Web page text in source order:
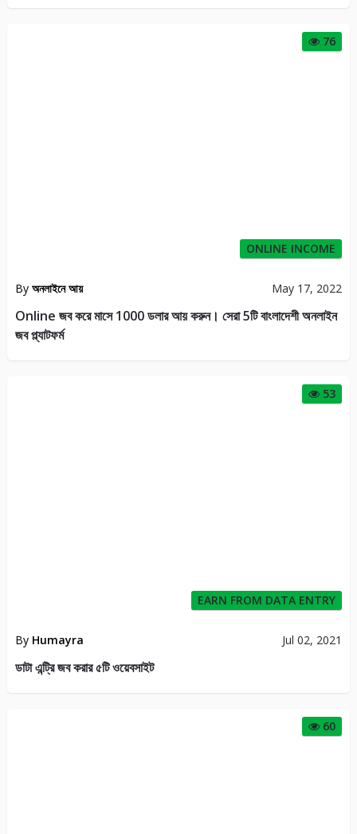
76
ONLINE INCOME
By অনলাইনে আয় May 17, 2022
Online জব করে মাসে 1000 ডলার আয় করুন। সেরা 5টি বাংলাদেশী অনলাইন
জব প্ল্যাটফর্ম
53
EARN FROM DATA ENTRY
By Humayra Jul 02, 2021
ডাটা এন্ট্রি জব করার ৫টি ওয়েবসাইট
60